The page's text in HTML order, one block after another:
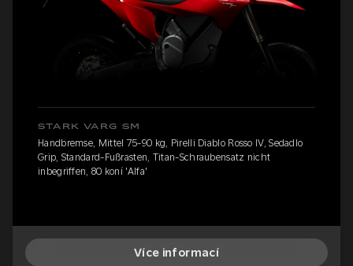
STARK VARG SM
Handbremse, Mittel 75-90 kg, Pirelli Diablo Rosso IV, Sedadlo
Grip, Standard-Fußrasten, Titan-Schraubensatz nicht
inbegriffen, 80 koní 'Alfa'
Více informací